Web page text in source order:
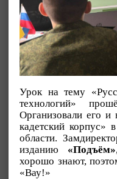
Урок на тему
технологий»
Организовали его
кадетский корпус»
области.
изданию «Подъём»
хорошо знают,
«Вау!»